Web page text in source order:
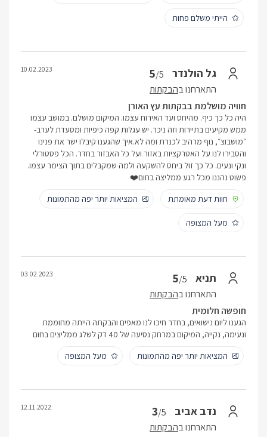
הייתי משלם פחות
גל הולנדר 5/5
התארחנו בהבקתות
10.02.2023
חוויה מושלמת בבקתות עץ האורן
היה כל כך כיף. מהיחס ועד האירוח עצמו. המיקום מושלם. במושב עצמו
ממש מקיעים בתיירות וזה ניכר. יש עגלות קפה כיפיות ומסעדת לערב-
״מושבוצ״, נוף מרהיב לכנרת ומה לא.איך שהגענו קיבלו ישר את פנינו
והסבירו לנו על האטרקציות באזור ועל כל האבזור בחדר. הכל פסטורלי
ונקי ונעים. כל כך זול ביחס להשקעה ולמה שמקבלים בתוך הצימר עצמו.
פשוט נהננו מכל רגע ממליצה בחום❤️
חוות דעת מאומתת
המציאות יותר יפה מהתמונות
מעל המצופה
תניא 5/5
התארחנו בהבקתות
03.02.2023
חופשה חלומית
הגענו ליום נישואים, בחדר חיכו לנו מאפים והבקתה הייתה מחוממת
ונעימה, נקייה, המיקום במרחק נסיעה של 40 דק לשלג ממליצים בחום
המציאות יותר יפה מהתמונות
מעל המצופה
נדב אביב 3/5
התארחנו בהבקתות
12.11.2022